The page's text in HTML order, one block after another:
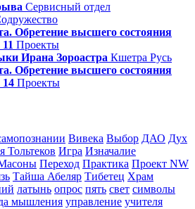
Сервисный отдел
Обретение высшего состояния
Проекты
Ирана Зороастра Кшетра Русь
Обретение высшего состояния
14 Проекты
Вивека Выбор ДАО Дух
Тольтеков Игра Изначалие
Переход Практика Проект NW
Тайша Абеляр Тибетец Храм
латынь опрос пять свет символы
мышления управление учителя